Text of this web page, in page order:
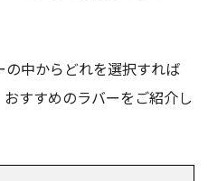
中からどれを選択すれば
すすめのラバーをご紹介し